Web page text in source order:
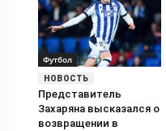
Футбол
Представитель
Захаряна высказался о
возвращении в